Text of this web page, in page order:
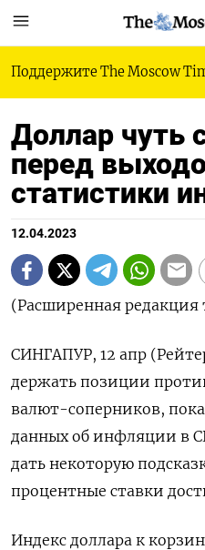
Поддержите The Moscow
Доллар чуть
перед
статистики
12.04.2023
(Расширенная редакция
СИНГАПУР, 12 апр
держать позиции
валют-соперников,
данных об инфляции в
дать некоторую
процентные ставки
Индекс доллара к